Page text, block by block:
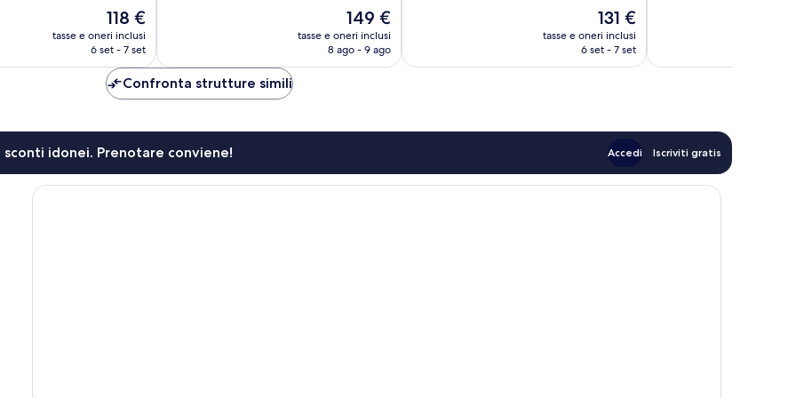
Il
prezzo
attuale
118 €
118 €
tasse e oneri inclusi
6 set - 7 set
Il
prezzo
attuale
149 €
tasse e oneri inclusi
8 ago - 9 ago
Il
prezzo
attuale
131 €
tasse e oneri inclusi
6 set - 7 set
Confronta strutture simili
idonei. Prenotare conviene! Accedi Iscriviti gratis